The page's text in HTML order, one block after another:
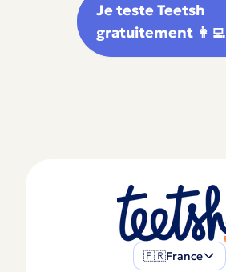
Je teste Teetsh
gratuitement 👩‍💻
🇫🇷France